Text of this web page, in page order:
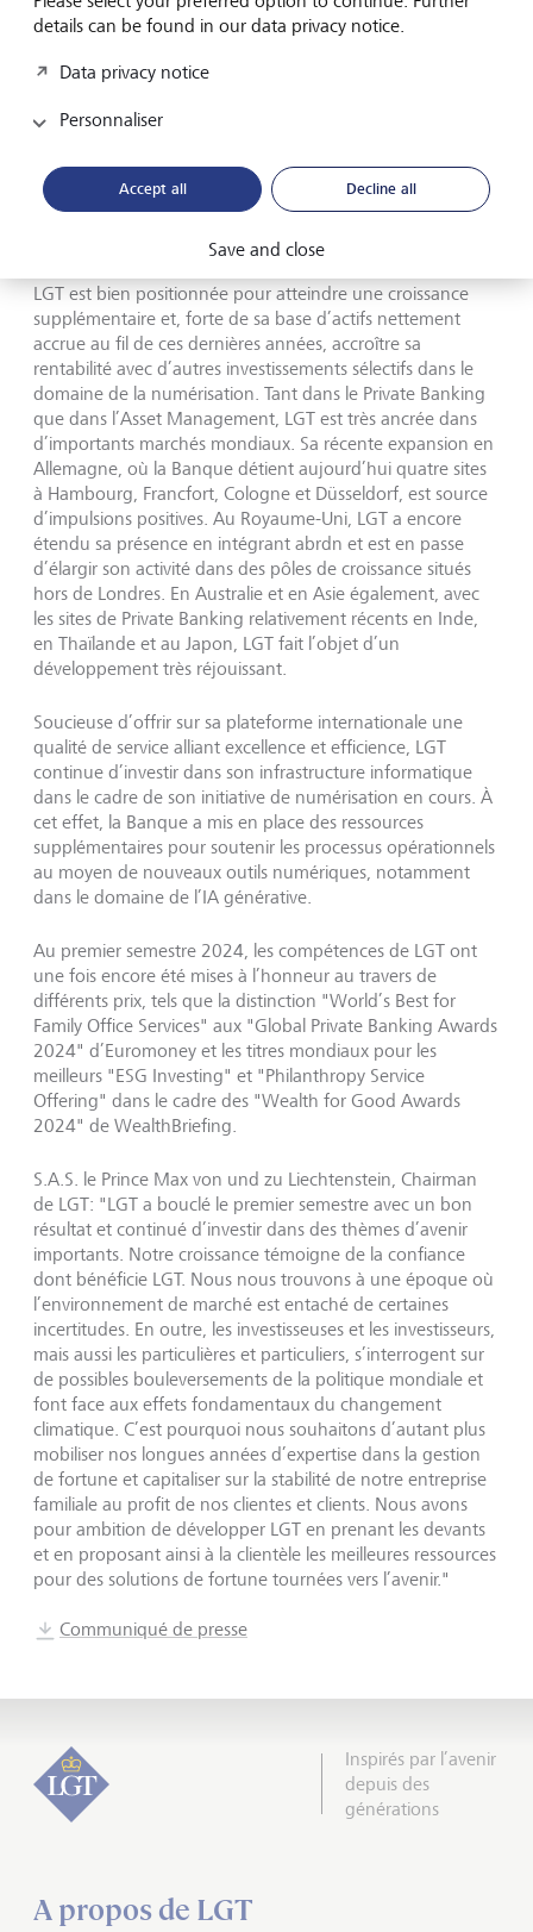
provenance d’une grande caisse de pension de LGT
gestion ont augmenté de 13% au 30 juin 2024, passant
CHF au 31 décembre 2023. Outre l’afflux net d’argent
de change positifs.
LGT est bien positionnée pour atteindre une croissance
supplémentaire et, forte de sa base d’actifs nettement
accrue au fil de ces dernières années, accroître sa
rentabilité avec d’autres investissements sélectifs dans le
domaine de la numérisation. Tant dans le Private Banking
que dans l’Asset Management, LGT est très ancrée dans
d’importants marchés mondiaux. Sa récente expansion en
Allemagne, où la Banque détient aujourd’hui quatre sites
à Hambourg, Francfort, Cologne et Düsseldorf, est source
d’impulsions positives. Au Royaume-Uni, LGT a encore
étendu sa présence en intégrant abrdn et est en passe
d’élargir son activité dans des pôles de croissance situés
hors de Londres. En Australie et en Asie également, avec
les sites de Private Banking relativement récents en Inde,
en Thaïlande et au Japon, LGT fait l’objet d’un
développement très réjouissant.
Soucieuse d’offrir sur sa plateforme internationale une
qualité de service alliant excellence et efficience, LGT
continue d’investir dans son infrastructure informatique
dans le cadre de son initiative de numérisation en cours. À
cet effet, la Banque a mis en place des ressources
supplémentaires pour soutenir les processus opérationnels
au moyen de nouveaux outils numériques, notamment
dans le domaine de l’IA générative.
Au premier semestre 2024, les compétences de LGT ont
une fois encore été mises à l’honneur au travers de
différents prix, tels que la distinction "World’s Best for
Family Office Services" aux "Global Private Banking Awards
2024" d’Euromoney et les titres mondiaux pour les
meilleurs "ESG Investing" et "Philanthropy Service
Offering" dans le cadre des "Wealth for Good Awards
2024" de WealthBriefing.
S.A.S. le Prince Max von und zu Liechtenstein, Chairman
de LGT: "LGT a bouclé le premier semestre avec un bon
résultat et continué d’investir dans des thèmes d’avenir
importants. Notre croissance témoigne de la confiance
dont bénéficie LGT. Nous nous trouvons à une époque où
l’environnement de marché est entaché de certaines
incertitudes. En outre, les investisseuses et les investisseurs,
mais aussi les particulières et particuliers, s’interrogent sur
de possibles bouleversements de la politique mondiale et
font face aux effets fondamentaux du changement
climatique. C’est pourquoi nous souhaitons d’autant plus
mobiliser nos longues années d’expertise dans la gestion
de fortune et capitaliser sur la stabilité de notre entreprise
familiale au profit de nos clientes et clients. Nous avons
pour ambition de développer LGT en prenant les devants
et en proposant ainsi à la clientèle les meilleures ressources
pour des solutions de fortune tournées vers l’avenir."
Communiqué de presse
Inspirés par l’avenir
depuis des
générations
A propos de LGT
details can be found in our data privacy notice.
Data privacy notice
Personnaliser
Accept all Decline all
Save and close